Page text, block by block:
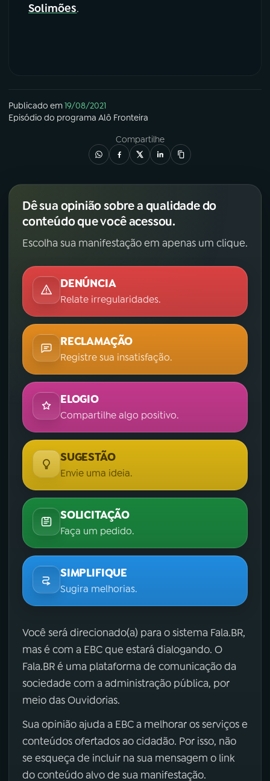
Solimões.
Publicado em19/08/2021
Episódio do programa Alô Fronteira
Compartilhe
Dê sua opinião sobre a qualidade do
conteúdo que você acessou.
Escolha sua manifestação em apenas um clique.
DENÚNCIA
Relate irregularidades.
RECLAMAÇÃO
Registre sua insatisfação.
ELOGIO
Compartilhe algo positivo.
SUGESTÃO
Envie uma ideia.
SOLICITAÇÃO
Faça um pedido.
SIMPLIFIQUE
Sugira melhorias.
Você será direcionado(a) para o sistema Fala.BR,
mas é com a EBC que estará dialogando. O
Fala.BR é uma plataforma de comunicação da
sociedade com a administração pública, por
meio das Ouvidorias.
Sua opinião ajuda a EBC a melhorar os serviços e
conteúdos ofertados ao cidadão. Por isso, não
se esqueça de incluir na sua mensagem o link
do conteúdo alvo de sua manifestação.